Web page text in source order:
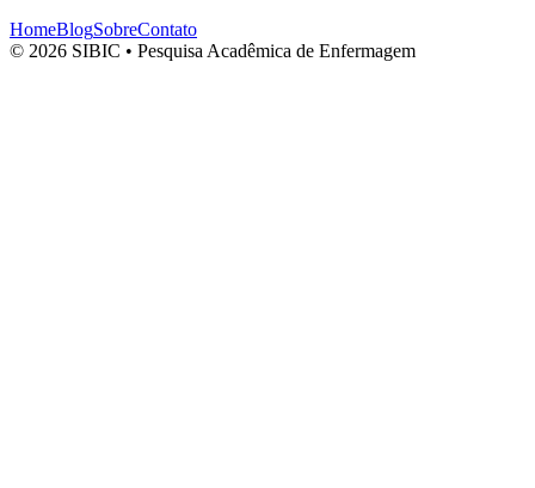
HomeBlogSobreContato
© 2026 SIBIC • Pesquisa Acadêmica de Enfermagem